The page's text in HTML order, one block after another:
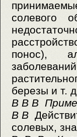
солевого
понос),
березы и т.
В В В
В В
солевых,